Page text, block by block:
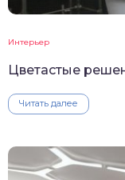
Интерьер
Цветастые
Читать далее